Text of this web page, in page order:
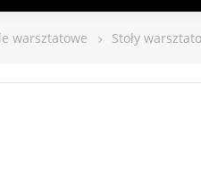
warsztatowe Stoły